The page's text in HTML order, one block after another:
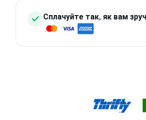
Сплачуйте так, як вам